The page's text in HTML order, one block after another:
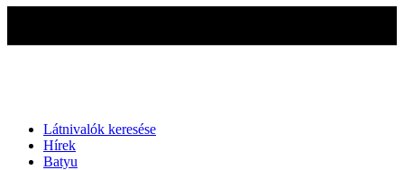
Látnivalók keresése
Hírek
Batyu